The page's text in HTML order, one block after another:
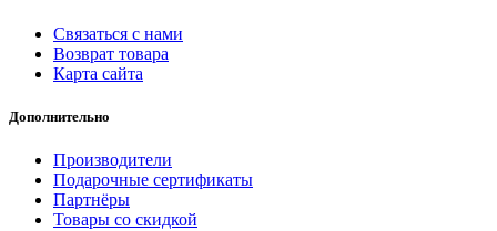
Связаться с нами
Возврат товара
Карта сайта
Дополнительно
Производители
Подарочные сертификаты
Партнёры
Товары со скидкой